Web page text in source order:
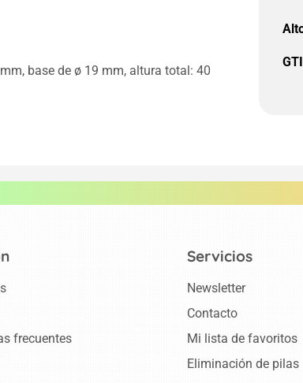
base de ø 19 mm, altura total: 40
frecuentes
Servicios
Newsletter
Contacto
Mi lista de favoritos
Eliminación de pilas